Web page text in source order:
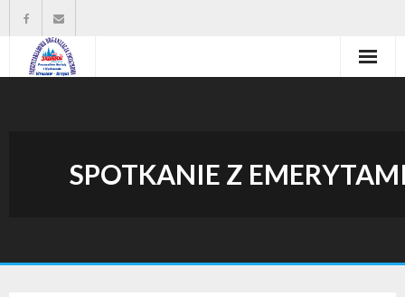
Do pobrania
SPOTKANIE Z